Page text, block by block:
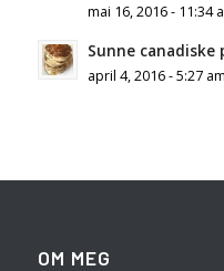
mai 16, 2016 - 11:34
Sunne canadiske
april 4, 2016 - 5:27 am
OM MEG